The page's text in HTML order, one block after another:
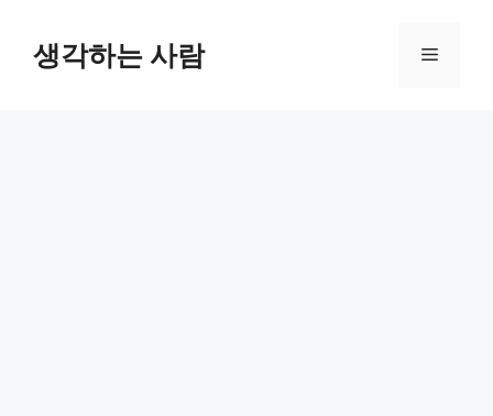
content생각하는 사람 Menu